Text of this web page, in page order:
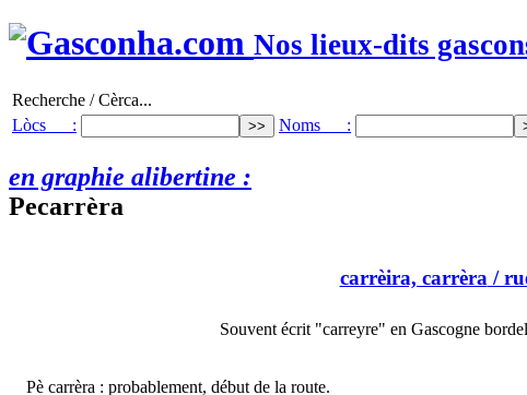
Nos lieux-dits
Recherche / Cèrca...
Lòcs :
Noms :
en graphie alibertine :
Pecarrèra
carrèira, carrèra/
Souvent écrit "carreyre" en Gascogne
Pè carrèra : probablement, début de la route.